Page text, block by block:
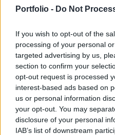
Portfolio - Do Not
If you wish to opt-out of the
processing of your personal
targeted advertising by us,
section to confirm your
opt-out request is processed
interest-based ads based on
us or personal information
your opt-out. You may
disclosure of your personal
IAB’s list of downstream
2007. június 13. 12:32
A nap eleji megingást
stagnálást mutatva
társak ugyanakkor
miközben a PX 0.8%-ot
az RTS és a WIG20
fel.